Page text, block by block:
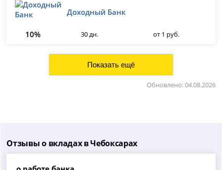
Доходный Банк
10% 30 дн. от 1 руб.
Обновлено: 04.08.2026
Отзывы о вкладах в Чебоксарах